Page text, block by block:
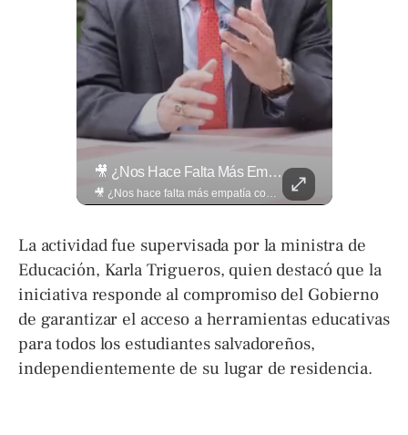
🎥 ¿Nos Hace Falta Más Empatía Como Sociedad?
🎥 ¿Nos hace falta más empatía como sociedad? El abogado Jaime Ramírez Ortega comparte una reflexión sobre la importancia de ser más empáticos con quienes atraviesan momentos difíciles y cómo pequeñas acciones pueden marcar una gran diferencia en la vida de otras personas. Lee más ➡️ eldiariodehoy.com
La actividad fue supervisada por la ministra de
Educación, Karla Trigueros, quien destacó que la
iniciativa responde al compromiso del Gobierno
de garantizar el acceso a herramientas educativas
para todos los estudiantes salvadoreños,
independientemente de su lugar de residencia.